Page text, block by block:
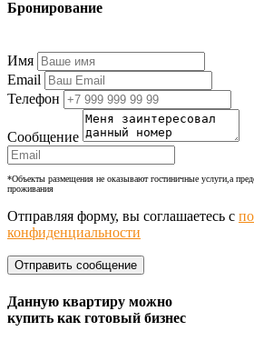
Бронирование
Имя
Email
Телефон
Сообщение
*Объекты размещения не оказывают гостиничные услуги,а
проживания
Отправляя форму, вы соглашаетесь с
конфиденциальности
Данную квартиру можно
купить как готовый бизнес